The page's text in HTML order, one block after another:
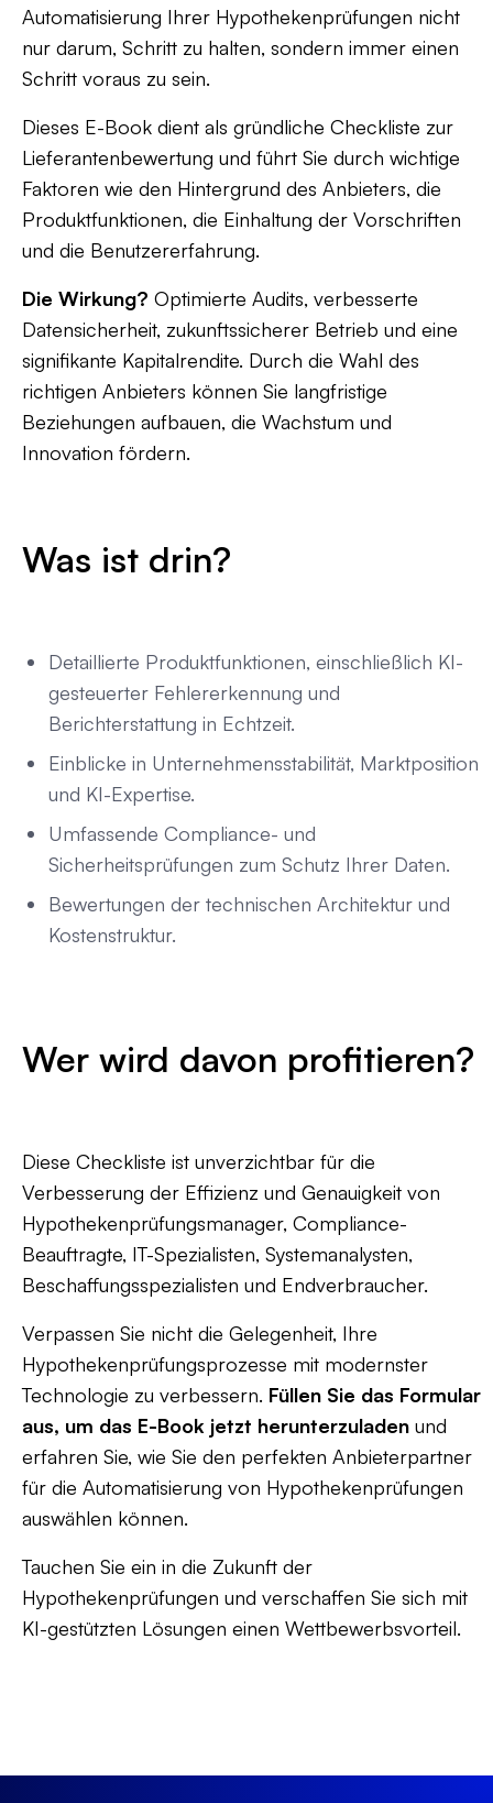
Automatisierung Ihrer Hypothekenprüfungen nicht
nur darum, Schritt zu halten, sondern immer einen
Schritt voraus zu sein.
Dieses E-Book dient als gründliche Checkliste zur
Lieferantenbewertung und führt Sie durch wichtige
Faktoren wie den Hintergrund des Anbieters, die
Produktfunktionen, die Einhaltung der Vorschriften
und die Benutzererfahrung.
Die Wirkung? Optimierte Audits, verbesserte
Datensicherheit, zukunftssicherer Betrieb und eine
signifikante Kapitalrendite. Durch die Wahl des
richtigen Anbieters können Sie langfristige
Beziehungen aufbauen, die Wachstum und
Innovation fördern.
Was ist drin?
Detaillierte Produktfunktionen, einschließlich KI-
gesteuerter Fehlererkennung und
Berichterstattung in Echtzeit.
Einblicke in Unternehmensstabilität, Marktposition
und KI-Expertise.
Umfassende Compliance- und
Sicherheitsprüfungen zum Schutz Ihrer Daten.
Bewertungen der technischen Architektur und
Kostenstruktur.
Wer wird davon profitieren?
Diese Checkliste ist unverzichtbar für die
Verbesserung der Effizienz und Genauigkeit von
Hypothekenprüfungsmanager, Compliance-
Beauftragte, IT-Spezialisten, Systemanalysten,
Beschaffungsspezialisten und Endverbraucher.
Verpassen Sie nicht die Gelegenheit, Ihre
Hypothekenprüfungsprozesse mit modernster
Technologie zu verbessern. Füllen Sie das Formular
aus, um das E-Book jetzt herunterzuladen und
erfahren Sie, wie Sie den perfekten Anbieterpartner
für die Automatisierung von Hypothekenprüfungen
auswählen können.
Tauchen Sie ein in die Zukunft der
Hypothekenprüfungen und verschaffen Sie sich mit
KI-gestützten Lösungen einen Wettbewerbsvorteil.